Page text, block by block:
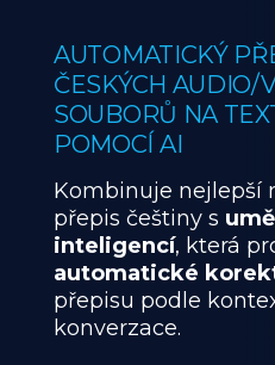
AUTOMATICKÝ
ČESKÝCH AUDIO/
SOUBORŮ NA
POMOCÍ AI
Kombinuje nejlepší
přepis češtiny s
inteligencí, která
automatické
přepisu podle
konverzace.